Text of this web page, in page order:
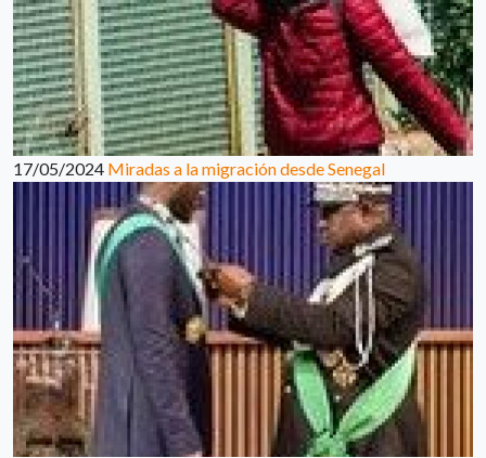
17/05/2024 Miradas a la migración desde Senegal